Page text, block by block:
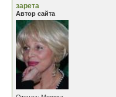
зарета
Автор сайта